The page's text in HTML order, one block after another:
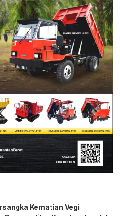
Kematian Vegi